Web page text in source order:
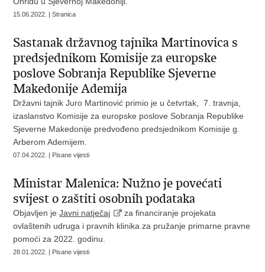
15.06.2022. | Stranica
Sastanak državnog tajnika Martinovica s
predsjednikom Komisije za europske
poslove Sobranja Republike Sjeverne
Makedonije Ademija
Državni tajnik Juro Martinović primio je u četvrtak, 7. travnja,
izaslanstvo Komisije za europske poslove Sobranja Republike
Sjeverne Makedonije predvođeno predsjednikom Komisije g.
Arberom Ademijem.
07.04.2022. | Pisane vijesti
Ministar Malenica: Nužno je povećati
svijest o zaštiti osobnih podataka
Objavljen jeJavni natječaj
za financiranje projekata
ovlaštenih udruga i pravnih klinika za pružanje primarne pravne
pomoći za 2022. godinu.
28.01.2022. | Pisane vijesti